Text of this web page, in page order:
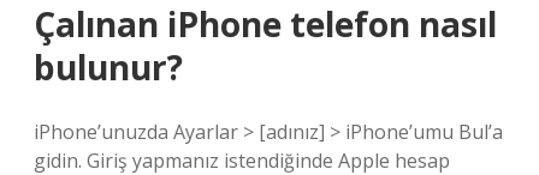
Çalınan iPhone telefon nasıl
bulunur?
iPhone’unuzda Ayarlar > [adınız] > iPhone’umu Bul’a
gidin. Giriş yapmanız istendiğinde Apple hesap